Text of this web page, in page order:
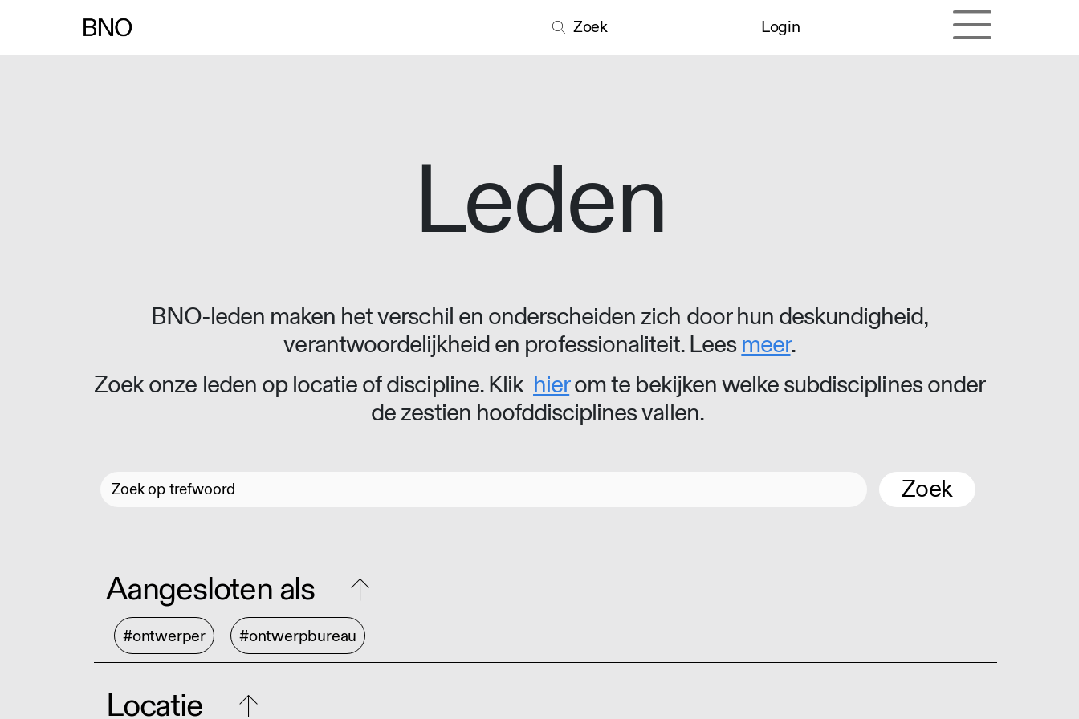
Zoek Login
Leden
BNO-leden maken het verschil en onderscheiden zich door hun deskundigheid,
verantwoordelijkheid en professionaliteit. Leesmeer.
Zoek onze leden op locatie of discipline. Klik hierom te bekijken welke subdisciplines onder
de zestien hoofddisciplines vallen.
Zoek
Aangesloten als
#ontwerper #ontwerpbureau
Locatie